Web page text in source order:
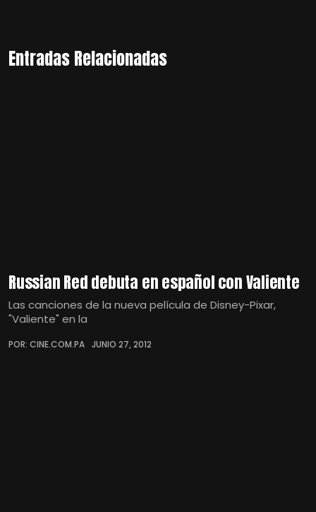
Entradas Relacionadas
Russian Red debuta en español con Valiente
Las canciones de la nueva película de Disney-Pixar,
"Valiente" en la
POR: CINE.COM.PA JUNIO 27, 2012